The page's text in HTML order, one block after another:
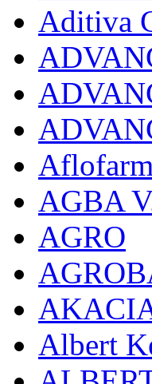
Aditiva
AGBA
AGRO
Albert